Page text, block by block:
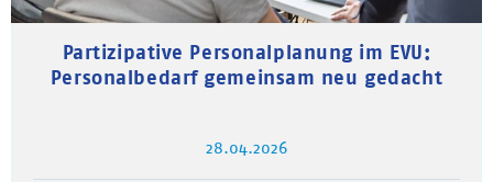
Partizipative Personalplanung im EVU:
Personalbedarf gemeinsam neu gedacht
28.04.2026